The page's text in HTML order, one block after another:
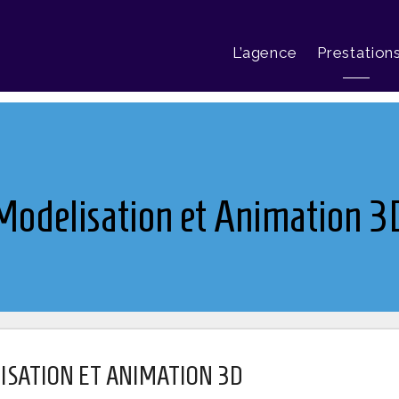
L’agence
et Animation
ET ANIMATION 3D